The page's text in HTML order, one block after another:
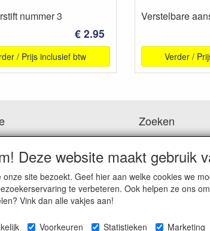
nummer 3
€ 2.95
/ Prijs inclusief btw
Verstelbare
Verder /
& Retourneren
en klachten
voorwaarden
Zoeken
Deze website maakt gebruik
onze site bezoekt. Geef hier aan welke cookies we
te verbeteren. Ook helpen ze ons
Vink dan alle vakjes aan!
Voorkeuren Statistieken Marketing